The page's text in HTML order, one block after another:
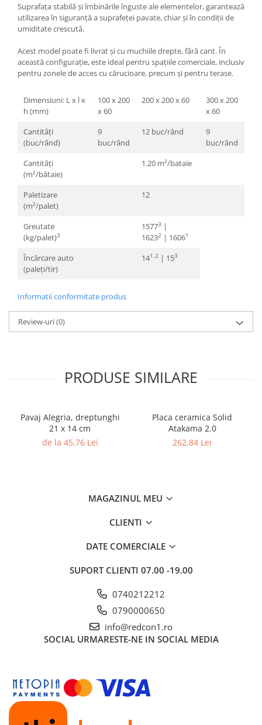
Suprafața stabilă și îmbinările înguste ale elementelor, garantează
utilizarea în siguranță a suprafeței pavate, chiar și în condiții de
umiditate crescută.
Acest model poate fi livrat și cu muchiile drepte, fără cant. În
această configurație, este ideal pentru spațiile comerciale, inclusiv
pentru zonele de acces cu cărucioare, precum și pentru terase.
Dimensiuni: L x l x
h (mm)
100 x 200
x 60
200 x 200 x 60
300 x 200
x 60
Cantități
(buc/rând)
9
buc/rând
12 buc/rând
9
buc/rând
Cantități
(m²/bătaie)
1.20 m²/bataie
Paletizare
(m²/palet)
12
Greutate
(kg/palet)3
15773 |
16232 | 16061
Încărcare auto
(paleți/tir)
141,2 | 153
Informatii conformitate produs
Review-uri(0)
PRODUSE SIMILARE
Pavaj Alegria, dreptunghi
21 x 14 cm
de la 45,76 Lei
Placa ceramica Solid
Atakama 2.0
262,84 Lei
MAGAZINUL MEU
CLIENTI
DATE COMERCIALE
SUPORT CLIENTI 07.00 -19.00
0740212212
0790000650
info@redcon1.ro
SOCIAL URMARESTE-NE IN SOCIAL MEDIA